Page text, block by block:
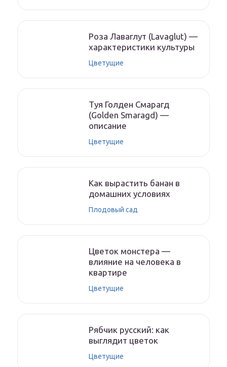
Роза Лаваглут (Lavaglut) —
характеристики культуры
Цветущие
Туя Голден Смарагд
(Golden Smaragd) —
описание
Цветущие
Как вырастить банан в
домашних условиях
Плодовый сад
Цветок монстера —
влияние на человека в
квартире
Цветущие
Рябчик русский: как
выглядит цветок
Цветущие